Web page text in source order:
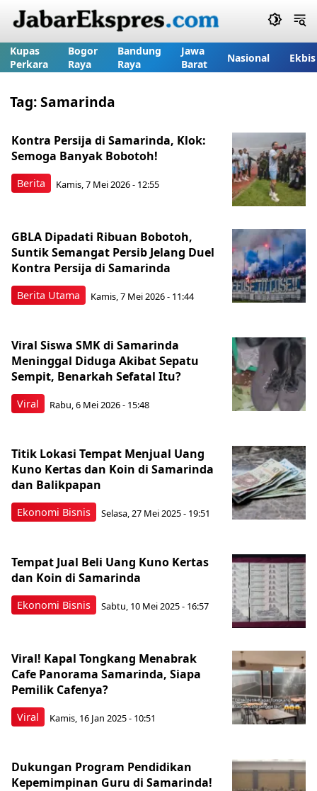
Kupas
Perkara
Bogor
Raya
Bandung
Raya
Jawa
Barat
Nasional Ekbis
Tag:Samarinda
Berita
Kontra Persija di Samarinda, Klok:
Semoga Banyak Bobotoh!
Kamis, 7 Mei 2026 - 12:55
Berita Utama
GBLA Dipadati Ribuan Bobotoh,
Suntik Semangat Persib Jelang Duel
Kontra Persija di Samarinda
Kamis, 7 Mei 2026 - 11:44
Viral
Viral Siswa SMK di Samarinda
Meninggal Diduga Akibat Sepatu
Sempit, Benarkah Sefatal Itu?
Rabu, 6 Mei 2026 - 15:48
Ekonomi Bisnis
Titik Lokasi Tempat Menjual Uang
Kuno Kertas dan Koin di Samarinda
dan Balikpapan
Selasa, 27 Mei 2025 - 19:51
Ekonomi Bisnis
Tempat Jual Beli Uang Kuno Kertas
dan Koin di Samarinda
Sabtu, 10 Mei 2025 - 16:57
Viral
Viral! Kapal Tongkang Menabrak
Cafe Panorama Samarinda, Siapa
Pemilik Cafenya?
Kamis, 16 Jan 2025 - 10:51
Dukungan Program Pendidikan
Kepemimpinan Guru di Samarinda!